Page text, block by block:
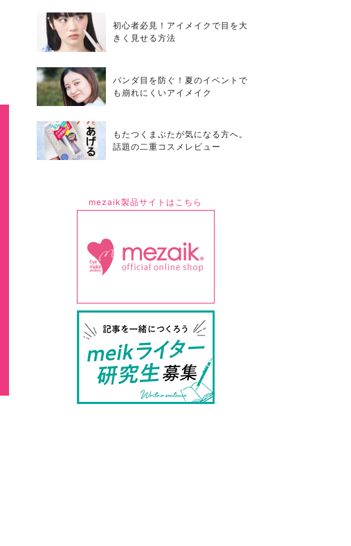
初心者必見！アイメイクで目を大
きく見せる方法
パンダ目を防ぐ！夏のイベントで
も崩れにくいアイメイク
もたつくまぶたが気になる方へ。
話題の二重コスメレビュー
mezaik製品サイトはこちら